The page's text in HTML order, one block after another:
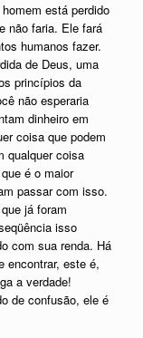
está perdido
não faria. Ele fará
humanos fazer.
de Deus, uma
princípios da
não esperaria
dinheiro em
coisa que podem
qualquer coisa
é o maior
passar com isso.
já foram
isso
com sua renda. Há
encontrar, este é,
a verdade!
de confusão, ele é